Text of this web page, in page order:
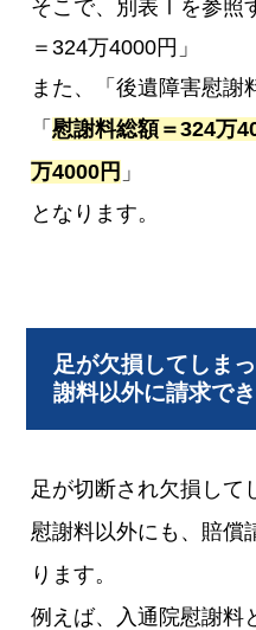
そこで、別表Ⅰを参照
＝324万4000円」
また、「後遺障害慰謝
「慰謝料総額＝324万
万4000円 」
となります。
足が欠損してしま
謝料以外に請求で
足が切断され欠損して
慰謝料以外にも、賠償
ります。
例えば、入通院慰謝料